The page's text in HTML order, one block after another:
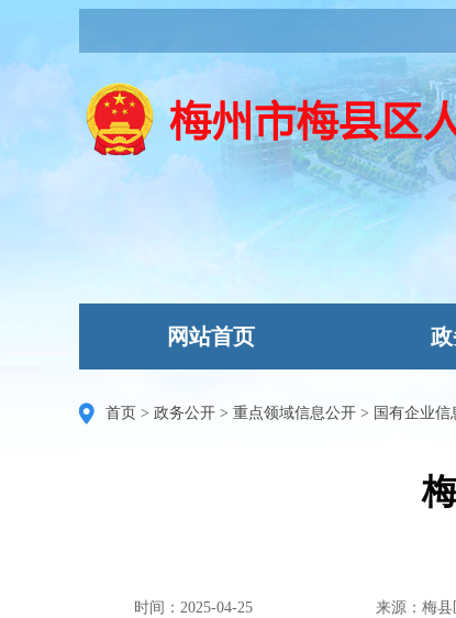
网站首页
首页 > 政务公开 > 重点领域信息公开 > 国有企业信
时间：2025-04-25 来源：梅县